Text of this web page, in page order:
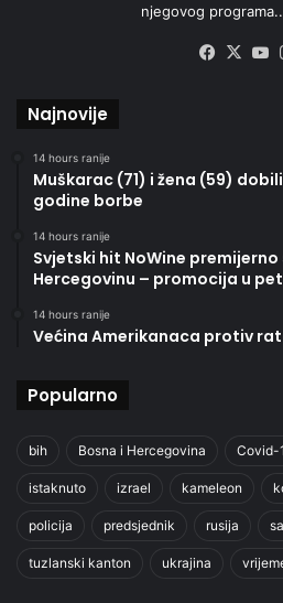
njegovog
X
Najnovije
14 hours ranije
Muškarac (71) i žena (59)
godine borbe
14 hours ranije
Svjetski hit NoWine premijerno
Hercegovinu – promocija u
14 hours ranije
Većina Amerikanaca protiv
Popularno
bih Bosna i Hercegovina Covid-
istaknuto izrael kameleon
policija predsjednik rusija
tuzlanski kanton ukrajina